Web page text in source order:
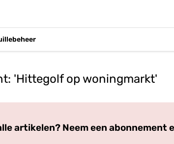
'Hittegolf op woningmarkt'
artikelen? Neem een abonnement